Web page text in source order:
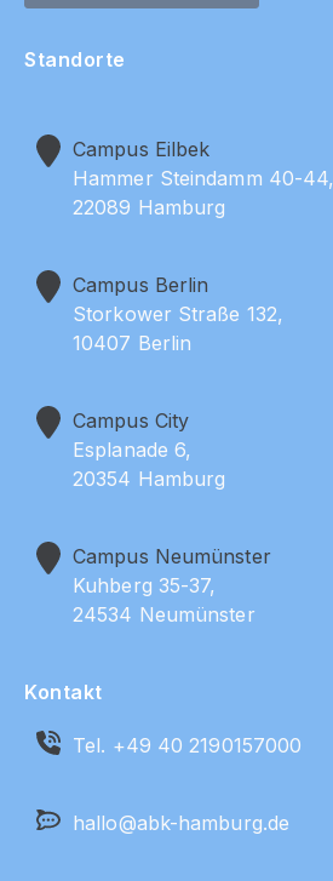
Standorte
Campus Eilbek
Hammer Steindamm 40-44,
22089 Hamburg
Campus Berlin
Storkower Straße 132,
10407 Berlin
Campus City
Esplanade 6,
20354 Hamburg
Campus Neumünster
Kuhberg 35-37,
24534 Neumünster
Kontakt
Tel. +49 40 2190157000
hallo@abk-hamburg.de